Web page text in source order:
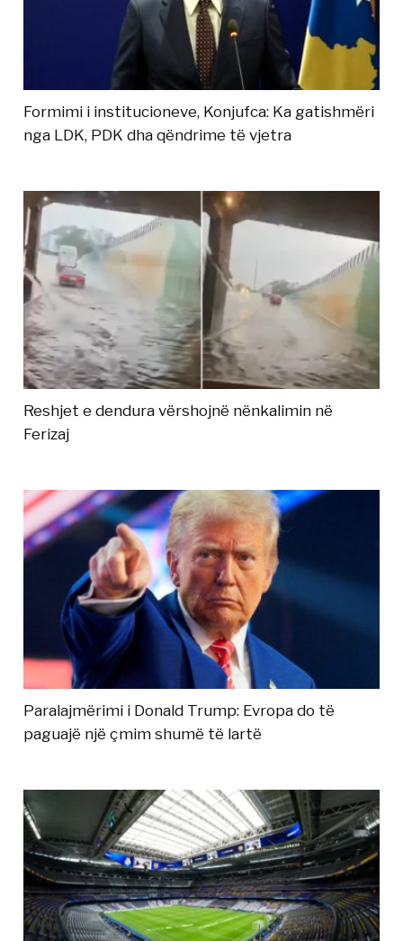
Formimi i institucioneve, Konjufca: Ka gatishmëri
nga LDK, PDK dha qëndrime të vjetra
Reshjet e dendura vërshojnë nënkalimin në
Ferizaj
Paralajmërimi i Donald Trump: Evropa do të
paguajë një çmim shumë të lartë